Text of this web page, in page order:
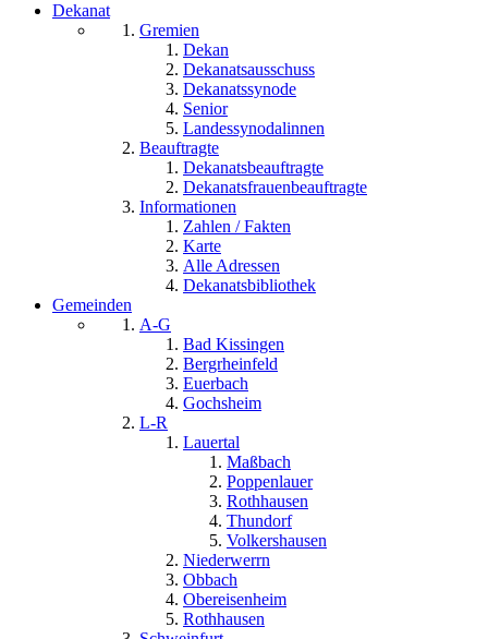
Dekanat
Gremien
Dekan
Dekanatsausschuss
Dekanatssynode
Senior
Landessynodalinnen
Beauftragte
Dekanatsbeauftragte
Dekanatsfrauenbeauftragte
Informationen
Zahlen / Fakten
Karte
Alle Adressen
Dekanatsbibliothek
Gemeinden
A-G
Bad Kissingen
Bergrheinfeld
Euerbach
Gochsheim
L-R
Lauertal
Maßbach
Poppenlauer
Rothhausen
Thundorf
Volkershausen
Niederwerrn
Obbach
Obereisenheim
Rothhausen